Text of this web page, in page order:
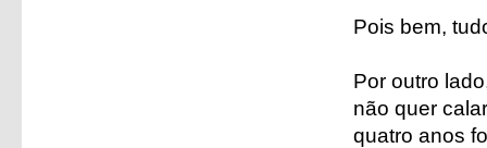
Pois bem,
Por outro
não quer
quatro anos